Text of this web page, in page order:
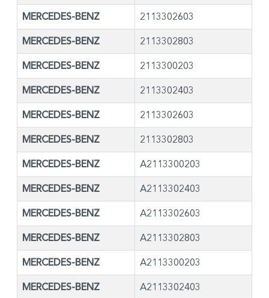
MERCEDES-BENZ 2113302603
MERCEDES-BENZ 2113302803
MERCEDES-BENZ 2113300203
MERCEDES-BENZ 2113302403
MERCEDES-BENZ 2113302603
MERCEDES-BENZ 2113302803
MERCEDES-BENZ A2113300203
MERCEDES-BENZ A2113302403
MERCEDES-BENZ A2113302603
MERCEDES-BENZ A2113302803
MERCEDES-BENZ A2113300203
MERCEDES-BENZ A2113302403